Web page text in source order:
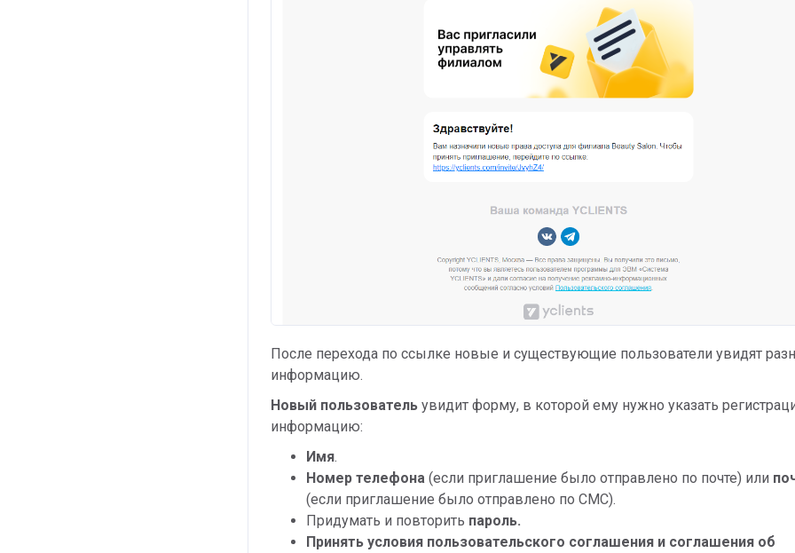
После перехода по ссылке новые и существующие пользователи увидят
информацию.
Новый пользователь увидит форму, в которой ему нужно указать
информацию:
Имя.
Номер телефона (если приглашение было отправлено по почте) или
(если приглашение было отправлено по СМС).
Придумать и повторить пароль.
Принять условия пользовательского соглашения и соглашения об